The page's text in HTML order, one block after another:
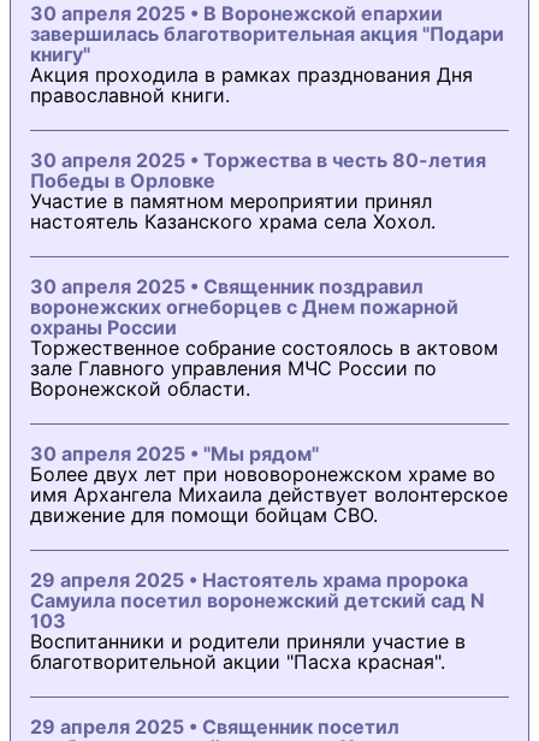
30 апреля 2025 • В Воронежской епархии
завершилась благотворительная акция "Подари
книгу"
Акция проходила в рамках празднования Дня
православной книги.
30 апреля 2025 • Торжества в честь 80-летия
Победы в Орловке
Участие в памятном мероприятии принял
настоятель Казанского храма села Хохол.
30 апреля 2025 • Священник поздравил
воронежских огнеборцев с Днем пожарной
охраны России
Торжественное собрание состоялось в актовом
зале Главного управления МЧС России по
Воронежской области.
30 апреля 2025 • "Мы рядом"
Более двух лет при нововоронежском храме во
имя Архангела Михаила действует волонтерское
движение для помощи бойцам СВО.
29 апреля 2025 • Настоятель храма пророка
Самуила посетил воронежский детский сад N
103
Воспитанники и родители приняли участие в
благотворительной акции "Пасха красная".
29 апреля 2025 • Священник посетил